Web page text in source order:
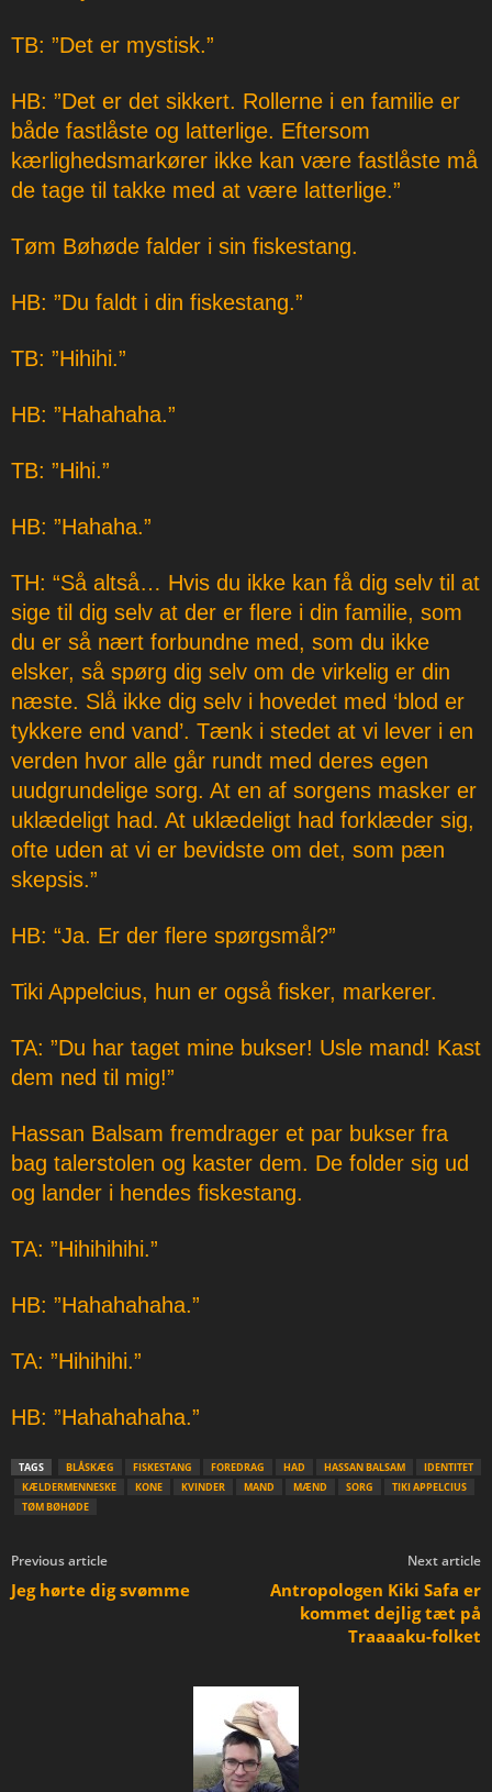
TB: ”Det er mystisk.”
HB: ”Det er det sikkert. Rollerne i en familie er
både fastlåste og latterlige. Eftersom
kærlighedsmarkører ikke kan være fastlåste må
de tage til takke med at være latterlige.”
Tøm Bøhøde falder i sin fiskestang.
HB: ”Du faldt i din fiskestang.”
TB: ”Hihihi.”
HB: ”Hahahaha.”
TB: ”Hihi.”
HB: ”Hahaha.”
TH: “Så altså… Hvis du ikke kan få dig selv til at
sige til dig selv at der er flere i din familie, som
du er så nært forbundne med, som du ikke
elsker, så spørg dig selv om de virkelig er din
næste. Slå ikke dig selv i hovedet med ‘blod er
tykkere end vand’. Tænk i stedet at vi lever i en
verden hvor alle går rundt med deres egen
uudgrundelige sorg. At en af sorgens masker er
uklædeligt had. At uklædeligt had forklæder sig,
ofte uden at vi er bevidste om det, som pæn
skepsis.”
HB: “Ja. Er der flere spørgsmål?”
Tiki Appelcius, hun er også fisker, markerer.
TA: ”Du har taget mine bukser! Usle mand! Kast
dem ned til mig!”
Hassan Balsam fremdrager et par bukser fra
bag talerstolen og kaster dem. De folder sig ud
og lander i hendes fiskestang.
TA: ”Hihihihihi.”
HB: ”Hahahahaha.”
TA: ”Hihihihi.”
HB: ”Hahahahaha.”
TAGS BLÅSKÆG FISKESTANG FOREDRAG HAD HASSAN BALSAM
IDENTITET
KÆLDERMENNESKE
KONE KVINDER MAND MÆND SORG
TIKI APPELCIUS
TØM BØHØDE
Previous article
Jeg hørte dig svømme
Next article
Antropologen Kiki Safa er
kommet dejlig tæt på
Traaaaku-folket